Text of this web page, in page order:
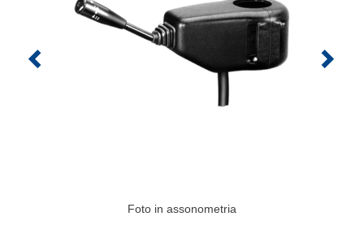
Foto in assonometria